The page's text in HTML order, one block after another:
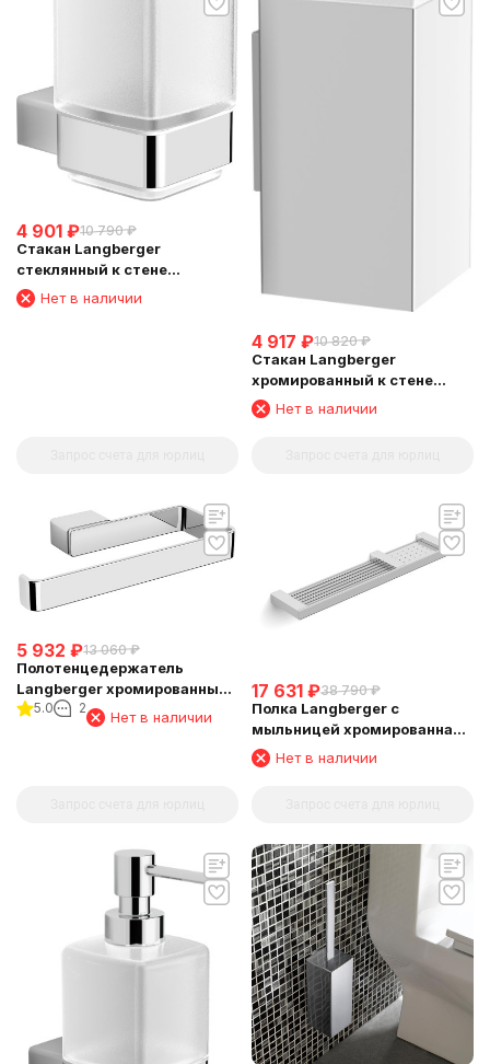
4 901 ₽10 790 ₽
Стакан Langberger
стеклянный к стене
квадратный 11311A
Нет в наличии
4 917 ₽10 820 ₽
Стакан Langberger
хромированный к стене
квадратный 30011A
Нет в наличии
5 932 ₽13 060 ₽
Полотенцедержатель
Langberger хромированный
5.0 2
Нет в наличии
17 631 ₽38 790 ₽
Полка Langberger с
мыльницей хромированная
универсальная к стене 52 см
(решетка+решетка) 31060E
Нет в наличии